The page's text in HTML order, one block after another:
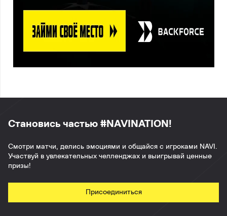
Становись частью #NAVINATION!
Смотри матчи, делись эмоциями и общайся с игроками NAVI.
Участвуй в увлекательных челленджах и выигрывай ценные
призы!
Присоединиться